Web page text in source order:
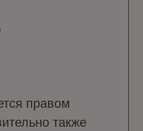
правом
также